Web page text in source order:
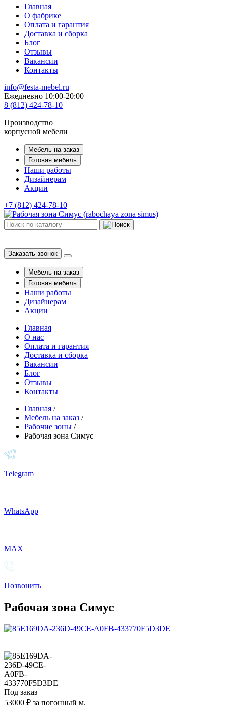
Главная
О фабрике
Оплата и гарантия
Доставка и сборка
Блог
Отзывы
Вакансии
Контакты
info@festa-mebel.ru
Ежедневно 10:00-20:00
8 (812) 424-78-10
Производство
корпусной мебели
Мебель на заказ
Готовая мебель
Наши работы
Дизайнерам
Акции
+7 (812) 424-78-10
Заказать звонок
Мебель на заказ
Готовая мебель
Наши работы
Дизайнерам
Акции
Главная
О нас
Оплата и гарантия
Доставка и сборка
Вакансии
Блог
Отзывы
Контакты
Главная /
Мебель на заказ /
Рабочие зоны /
Рабочая зона Симус
Telegram
WhatsApp
MAX
Позвонить
Рабочая зона Симус
Под заказ
53000 ₽ за погонный м.